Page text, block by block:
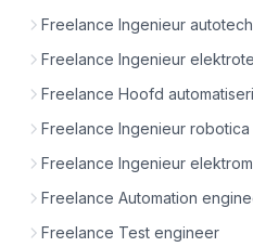
Freelance Ingenieur
Freelance Ingenieur
Freelance Hoofd
Freelance Ingenieur robotica
Freelance Ingenieur
Freelance Automation
Freelance Test engineer